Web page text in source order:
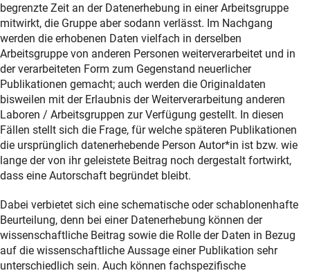
begrenzte Zeit an der Datenerhebung in einer Arbeitsgruppe
mitwirkt, die Gruppe aber sodann verlässt. Im Nachgang
werden die erhobenen Daten vielfach in derselben
Arbeitsgruppe von anderen Personen weiterverarbeitet und in
der verarbeiteten Form zum Gegenstand neuerlicher
Publikationen gemacht; auch werden die Originaldaten
bisweilen mit der Erlaubnis der Weiterverarbeitung anderen
Laboren / Arbeitsgruppen zur Verfügung gestellt. In diesen
Fällen stellt sich die Frage, für welche späteren Publikationen
die ursprünglich datenerhebende Person Autor*in ist bzw. wie
lange der von ihr geleistete Beitrag noch dergestalt fortwirkt,
dass eine Autorschaft begründet bleibt.
Dabei verbietet sich eine schematische oder schablonenhafte
Beurteilung, denn bei einer Datenerhebung können der
wissenschaftliche Beitrag sowie die Rolle der Daten in Bezug
auf die wissenschaftliche Aussage einer Publikation sehr
unterschiedlich sein. Auch können fachspezifische